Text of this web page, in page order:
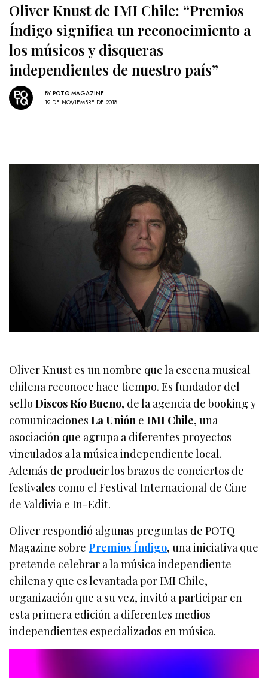
Oliver Knust de IMI Chile: “Premios
Índigo significa un reconocimiento a
los músicos y disqueras
independientes de nuestro país”
BY POTQ MAGAZINE
19 DE NOVIEMBRE DE 2018
Oliver Knust es un nombre que la escena musical
chilena reconoce hace tiempo. Es fundador del
selloDiscos Río Bueno, de la agencia de booking y
comunicacionesLa Unión eIMI Chile, una
asociación que agrupa a diferentes proyectos
vinculados a la música independiente local.
Además de producir los brazos de conciertos de
festivales como el Festival Internacional de Cine
de Valdivia e In-Edit.
Oliver respondió algunas preguntas de POTQ
Magazine sobrePremios Índigo, una iniciativa que
pretende celebrar a la música independiente
chilena y que es levantada por IMI Chile,
organización que a su vez, invitó a participar en
esta primera edición a diferentes medios
independientes especializados en música.